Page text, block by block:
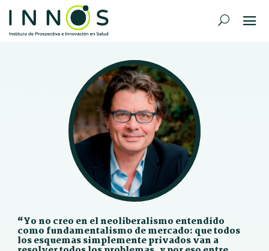
“Yo no creo en el neoliberalismo entendido
como fundamentalismo de mercado: que todos
los esquemas simplemente privados van a